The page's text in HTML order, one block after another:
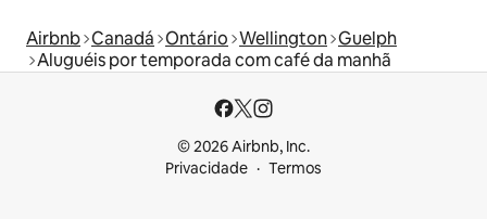
Airbnb Canadá Ontário Wellington Guelph
Aluguéis por temporada com café da manhã
© 2026 Airbnb, Inc.
Privacidade
Termos